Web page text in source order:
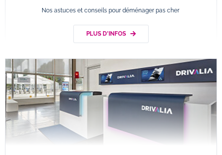
Nos astuces et conseils pour déménager pas cher
PLUS D'INFOS